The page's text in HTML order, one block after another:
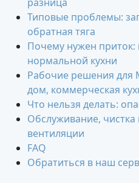
Типовые проблемы:
обратная тяга
Почему нужен приток:
нормальной кухни
Рабочие решения для
дом, коммерческая
Что нельзя делать:
Обслуживание,
вентиляции
FAQ
Обратиться в наш